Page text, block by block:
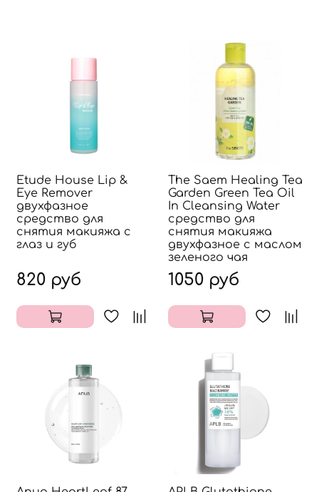
Etude House Lip &
Eye Remover
двухфазное
средство для
снятия макияжа с
глаз и губ
820 руб
The Saem Healing Tea
Garden Green Tea Oil
In Cleansing Water
средство для
снятия макияжа
двухфазное с маслом
зеленого чая
1050 руб